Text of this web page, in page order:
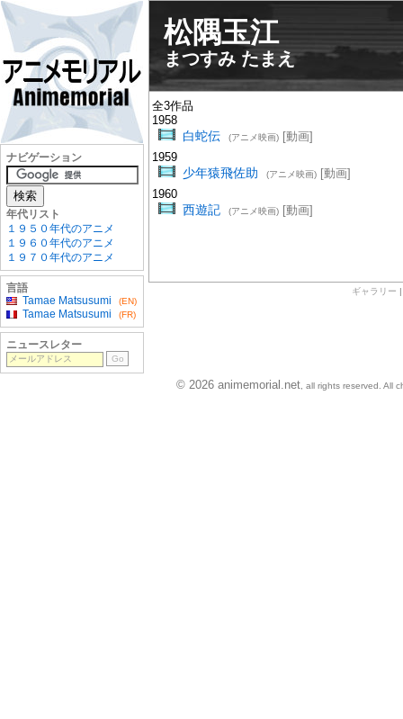
松隅玉江
まつすみ たまえ
全3作品
1958
白蛇伝 (アニメ映画)[動画]
1959
少年猿飛佐助 (アニメ映画)[動画]
1960
西遊記 (アニメ映画)[動画]
ギャラリー
ナビゲーション
年代リスト
１９５０年代のアニメ
１９６０年代のアニメ
１９７０年代のアニメ
言語
Tamae Matsusumi
(EN)
Tamae Matsusumi (FR)
ニュースレター
© 2026 animemorial.net , all rights reserved. All